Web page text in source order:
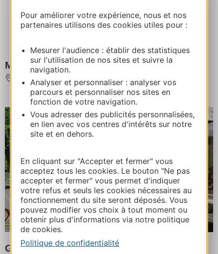
Pour améliorer votre expérience, nous et nos
partenaires utilisons des cookies utiles pour :
Mesurer l'audience : établir des statistiques
sur l'utilisation de nos sites et suivre la
navigation.
Analyser et personnaliser : analyser vos
parcours et personnaliser nos sites en
fonction de votre navigation.
Vous adresser des publicités personnalisées,
en lien avec vos centres d'intérêts sur notre
site et en dehors.
En cliquant sur "Accepter et fermer" vous
acceptez tous les cookies. Le bouton "Ne pas
accepter et fermer" vous permet d'indiquer
votre refus et seuls les cookies nécessaires au
fonctionnement du site seront déposés. Vous
pouvez modifier vos choix à tout moment ou
obtenir plus d'informations via notre politique
de cookies.
Politique de confidentialité
MAISON BIGOURDANE
CAMPAN
GRANGE DE "LAS COUMES" COTÉ SUD